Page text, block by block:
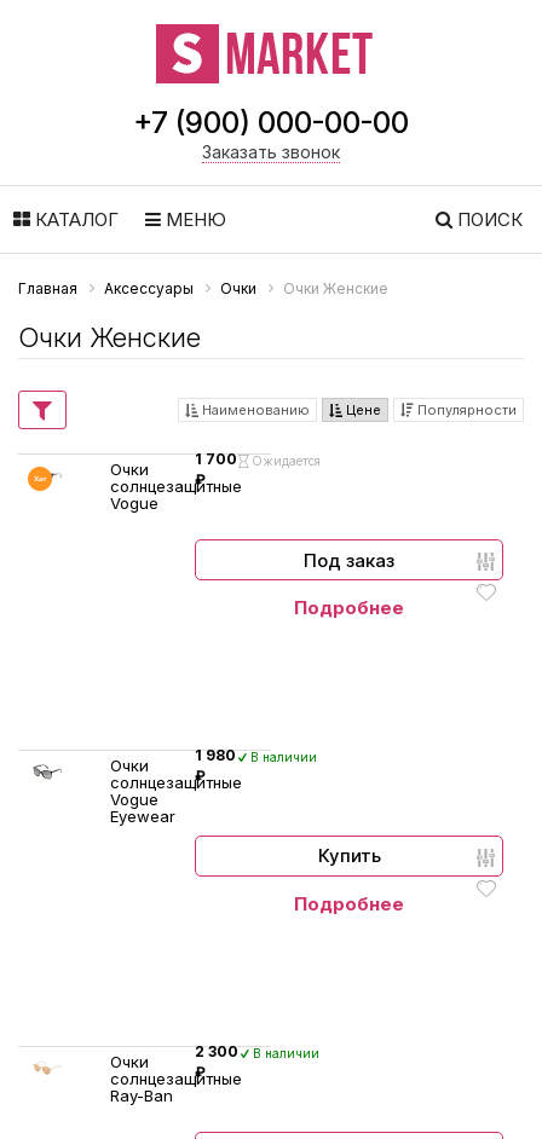
+7 (900) 000-00-00
Заказать звонок
КАТАЛОГ МЕНЮ ПОИСК
Главная Аксессуары Очки Очки Женские
Очки Женские
Наименованию Цене Популярности
Очки
солнцезащитные
Vogue
1 700
₽
Ожидается
Под заказ
Подробнее
Очки
солнцезащитные
Vogue
Eyewear
1 980
₽
В наличии
Купить
Подробнее
Очки
солнцезащитные
Ray-Ban
2 300
₽
В наличии